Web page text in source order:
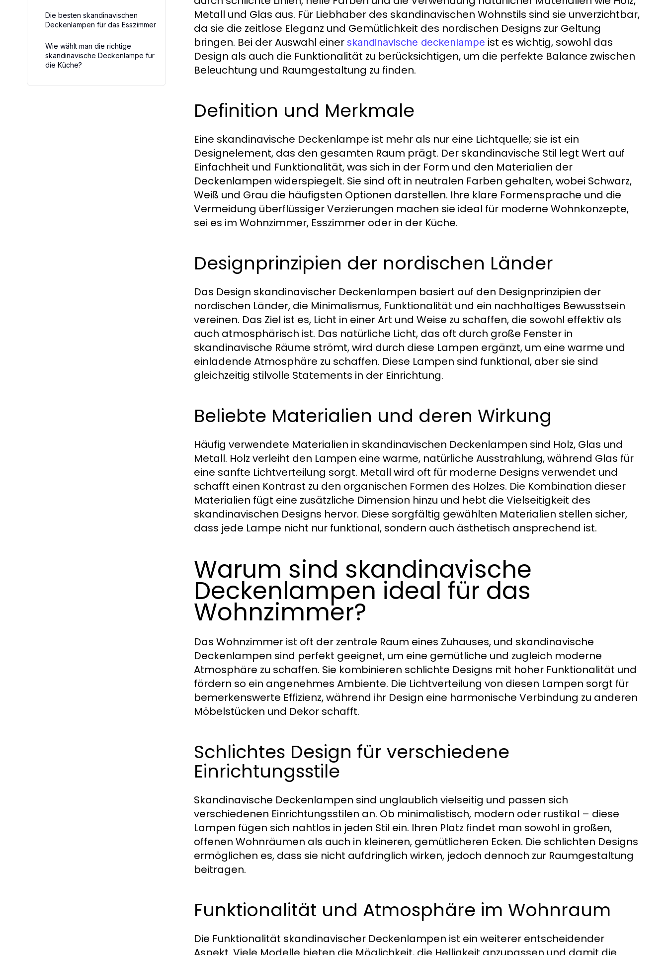
Die besten skandinavischen
Deckenlampen für das Esszimmer
Wie wählt man die richtige
skandinavische Deckenlampe für
die Küche?
Metall und Glas aus. Für Liebhaber des skandinavischen Wohnstils sind sie unverzichtbar,
da sie die zeitlose Eleganz und Gemütlichkeit des nordischen Designs zur Geltung
bringen. Bei der Auswahl einer skandinavische deckenlampe ist es wichtig, sowohl das
Design als auch die Funktionalität zu berücksichtigen, um die perfekte Balance zwischen
Beleuchtung und Raumgestaltung zu finden.
Definition und Merkmale
Eine skandinavische Deckenlampe ist mehr als nur eine Lichtquelle; sie ist ein
Designelement, das den gesamten Raum prägt. Der skandinavische Stil legt Wert auf
Einfachheit und Funktionalität, was sich in der Form und den Materialien der
Deckenlampen widerspiegelt. Sie sind oft in neutralen Farben gehalten, wobei Schwarz,
Weiß und Grau die häufigsten Optionen darstellen. Ihre klare Formensprache und die
Vermeidung überflüssiger Verzierungen machen sie ideal für moderne Wohnkonzepte,
sei es im Wohnzimmer, Esszimmer oder in der Küche.
Designprinzipien der nordischen Länder
Das Design skandinavischer Deckenlampen basiert auf den Designprinzipien der
nordischen Länder, die Minimalismus, Funktionalität und ein nachhaltiges Bewusstsein
vereinen. Das Ziel ist es, Licht in einer Art und Weise zu schaffen, die sowohl effektiv als
auch atmosphärisch ist. Das natürliche Licht, das oft durch große Fenster in
skandinavische Räume strömt, wird durch diese Lampen ergänzt, um eine warme und
einladende Atmosphäre zu schaffen. Diese Lampen sind funktional, aber sie sind
gleichzeitig stilvolle Statements in der Einrichtung.
Beliebte Materialien und deren Wirkung
Häufig verwendete Materialien in skandinavischen Deckenlampen sind Holz, Glas und
Metall. Holz verleiht den Lampen eine warme, natürliche Ausstrahlung, während Glas für
eine sanfte Lichtverteilung sorgt. Metall wird oft für moderne Designs verwendet und
schafft einen Kontrast zu den organischen Formen des Holzes. Die Kombination dieser
Materialien fügt eine zusätzliche Dimension hinzu und hebt die Vielseitigkeit des
skandinavischen Designs hervor. Diese sorgfältig gewählten Materialien stellen sicher,
dass jede Lampe nicht nur funktional, sondern auch ästhetisch ansprechend ist.
Warum sind skandinavische
Deckenlampen ideal für das
Wohnzimmer?
Das Wohnzimmer ist oft der zentrale Raum eines Zuhauses, und skandinavische
Deckenlampen sind perfekt geeignet, um eine gemütliche und zugleich moderne
Atmosphäre zu schaffen. Sie kombinieren schlichte Designs mit hoher Funktionalität und
fördern so ein angenehmes Ambiente. Die Lichtverteilung von diesen Lampen sorgt für
bemerkenswerte Effizienz, während ihr Design eine harmonische Verbindung zu anderen
Möbelstücken und Dekor schafft.
Schlichtes Design für verschiedene
Einrichtungsstile
Skandinavische Deckenlampen sind unglaublich vielseitig und passen sich
verschiedenen Einrichtungsstilen an. Ob minimalistisch, modern oder rustikal – diese
Lampen fügen sich nahtlos in jeden Stil ein. Ihren Platz findet man sowohl in großen,
offenen Wohnräumen als auch in kleineren, gemütlicheren Ecken. Die schlichten Designs
ermöglichen es, dass sie nicht aufdringlich wirken, jedoch dennoch zur Raumgestaltung
beitragen.
Funktionalität und Atmosphäre im Wohnraum
Die Funktionalität skandinavischer Deckenlampen ist ein weiterer entscheidender